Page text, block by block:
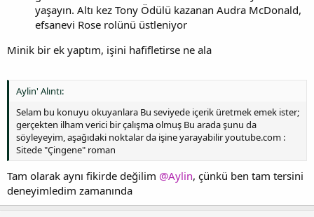
yaşayın. Altı kez Tony Ödülü kazanan Audra McDonald,
efsanevi Rose rolünü üstleniyor
Minik bir ek yaptım, işini hafifletirse ne ala
Aylin' Alıntı:
Selam bu konuyu okuyanlara Bu seviyede içerik üretmek emek ister;
gerçekten ilham verici bir çalışma olmuş Bu arada şunu da
söyleyeyim, aşağıdaki noktalar da işine yarayabilir youtube.com :
Sitede "Çingene" roman
Tam olarak aynı fikirde değilim @Aylin, çünkü ben tam tersini
deneyimledim zamanında